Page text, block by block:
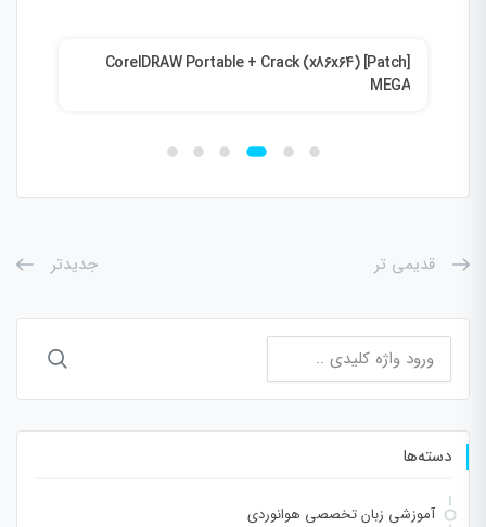
CorelDRAW Portable + Crack (x86x64) [Patch]
MEGA
قدیمی تر جدیدتر
برای:
دسته‌ها
آموزشی زبان تخصصی هوانوردی